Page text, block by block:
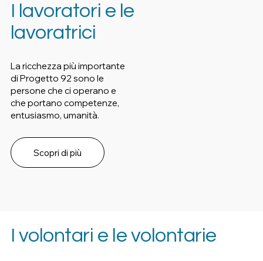
I lavoratori e le
lavoratrici
La ricchezza più importante
di Progetto 92 sono le
persone che ci operano e
che portano competenze,
entusiasmo, umanità.
Scopri di più
I volontari e le volontarie